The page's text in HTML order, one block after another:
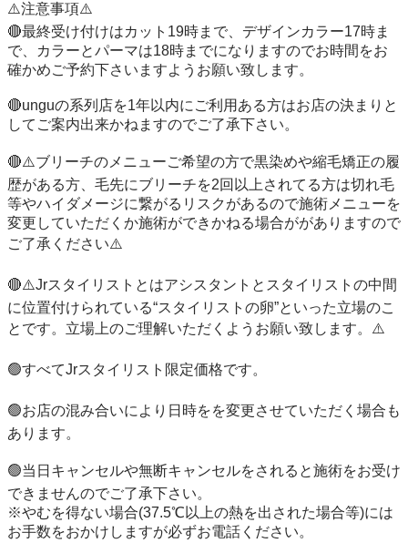
⚠️注意事項⚠️
🔴最終受け付けはカット19時まで、デザインカラー17時ま
で、カラーとパーマは18時までになりますのでお時間をお
確かめご予約下さいますようお願い致します。
🔴unguの系列店を1年以内にご利用ある方はお店の決まりと
してご案内出来かねますのでご了承下さい。
🔴⚠️ブリーチのメニューご希望の方で黒染めや縮毛矯正の履
歴がある方、毛先にブリーチを2回以上されてる方は切れ毛
等やハイダメージに繋がるリスクがあるので施術メニューを
変更していただくか施術ができかねる場合ががありますので
ご了承ください⚠️
🔴⚠️Jrスタイリストとはアシスタントとスタイリストの中間
に位置付けられている“スタイリストの卵”といった立場のこ
とです。立場上のご理解いただくようお願い致します。⚠️
🟢すべてJrスタイリスト限定価格です。
🟢お店の混み合いにより日時をを変更させていただく場合も
あります。
🟢当日キャンセルや無断キャンセルをされると施術をお受け
できませんのでご了承下さい。
※やむを得ない場合(37.5℃以上の熱を出された場合等)には
お手数をおかけしますが必ずお電話ください。